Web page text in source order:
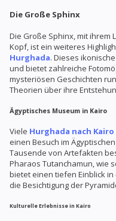
Die Große Sphinx
Die Große Sphinx, mit ihrem
Kopf, ist ein weiteres
Hurghada. Dieses
und bietet zahlreiche
mysteriösen Geschichten
Theorien über ihre
Ägyptisches Museum in Kairo
Viele Hurghada nach
einen Besuch im
Tausende von Artefakten
Pharaos Tutanchamun, wie
bietet einen tiefen Einblick
die Besichtigung der
Kulturelle Erlebnisse in Kairo